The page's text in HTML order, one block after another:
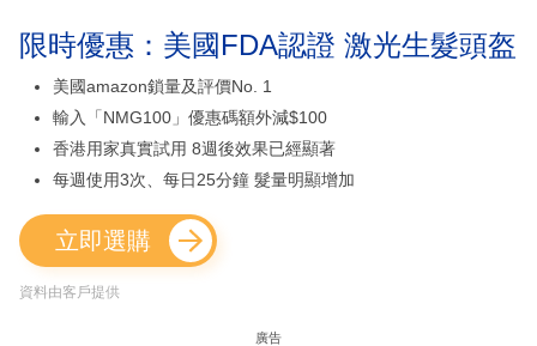
限時優惠：美國FDA認證 激光生髮頭盔
美國amazon鎖量及評價No. 1
輸入「NMG100」優惠碼額外減$100
香港用家真實試用 8週後效果已經顯著
每週使用3次、每日25分鐘 髮量明顯增加
立即選購
資料由客戶提供
廣告